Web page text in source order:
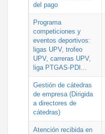
del pago
Programa
competiciones y
eventos deportivos:
ligas UPV, trofeo
UPV, carreras UPV,
liga PTGAS-PDI...
Gestión de cátedras
de empresa (Dirigida
a directores de
cátedras)
Atención recibida en